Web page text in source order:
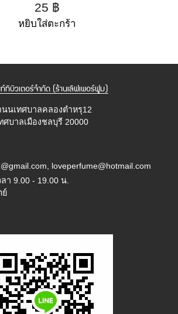
25 ฿
หยิบใส่ตะกร้า
ทิบิวเตอร์จำกัด (ร้านเลิฟเพอร์ฟูม)
นเทศบาลคลองตำหรุ12
ศบาลเมืองชลบุรี 20000
loveperfume@hotmail.com
า 9.00 - 19.00 น.
ย์